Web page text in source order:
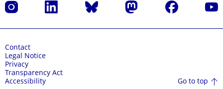
Instagram LinkedIn Bluesky Mastodon Facebook
Contact
Legal Notice
Privacy
Transparency Act
Accessibility
Go to top